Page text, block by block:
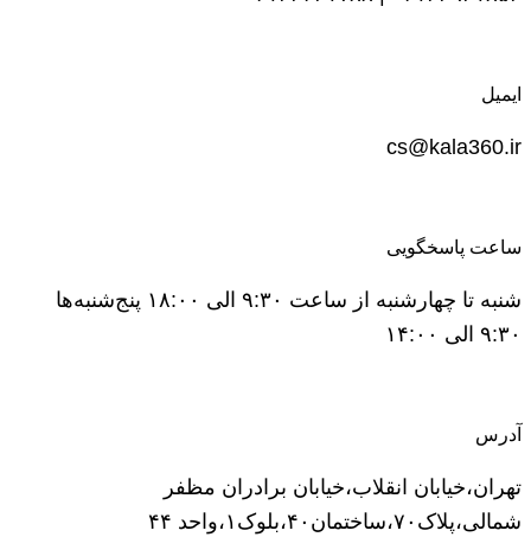
ایمیل
cs@kala360.ir
ساعت پاسخگویی
شنبه تا چهارشنبه از ساعت ۹:۳۰ الی ۱۸:۰۰ پنج‌شنبه‌ها
۹:۳۰ الی ۱۴:۰۰
آدرس
تهران،خیابان انقلاب،خیابان برادران مظفر
شمالی،پلاک۷۰،ساختمان۴۰،بلوک۱،واحد ۴۴